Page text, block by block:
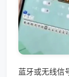
蓝牙或无线信